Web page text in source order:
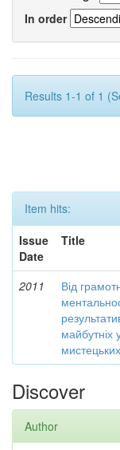
In order
Results 1-1 of 1
Item hits:
Issue
Date
Title
2011
Від
майбутніх
Discover
Author